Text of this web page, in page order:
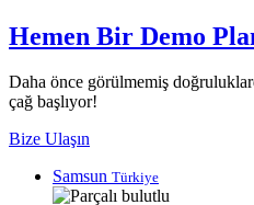
Hemen Bir Demo
Daha önce görülmemiş
çağ başlıyor!
Bize Ulaşın
Samsun Türkiye